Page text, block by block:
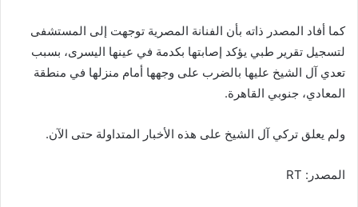
كما أفاد المصدر ذاته بأن الفنانة المصرية توجهت إلى المستشفى
لتسجيل تقرير طبي يؤكد إصابتها بكدمة في عينها اليسرى، بسبب
تعدي آل الشيخ عليها بالضرب على وجهها أمام منزلها في منطقة
المعادي، جنوبي القاهرة.
ولم يعلق تركي آل الشيخ على هذه الأخبار المتداولة حتى الآن.
المصدر: RT